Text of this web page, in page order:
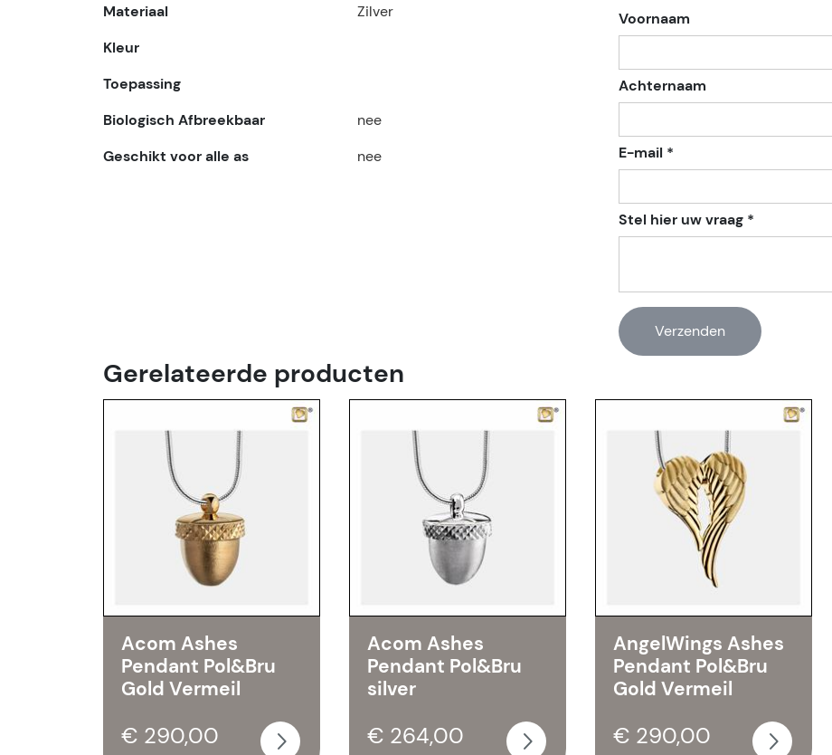
Materiaal
Zilver
Kleur
Toepassing
Biologisch Afbreekbaar
nee
Geschikt voor alle as
nee
Voornaam
Achternaam
E-mail *
Stel hier uw vraag *
Gerelateerde producten
Acom Ashes
Pendant Pol&Bru
Gold Vermeil
€ 290,00
Acom Ashes
Pendant Pol&Bru
silver
€ 264,00
AngelWings Ashes
Pendant Pol&Bru
Gold Vermeil
€ 290,00